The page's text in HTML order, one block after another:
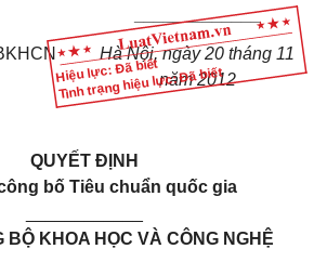
Hiệu lực: Đã biết
Tình trạng hiệu lực: Đã biết
_____________
Hà Nội, ngày 20 tháng 11
năm 2012
QUYẾT ĐỊNH
bố Tiêu chuẩn quốc gia
BỘ KHOA HỌC VÀ CÔNG NGHỆ